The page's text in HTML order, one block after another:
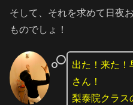
そして、それを求めて日夜
ものでしょ！
出た！来た！
さん！
梨泰院クラス